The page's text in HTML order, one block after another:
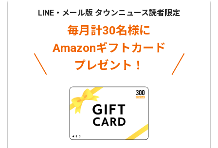
LINE・メール版 タウンニュース読者限定
毎月計30名様に
Amazonギフトカード
プレゼント！